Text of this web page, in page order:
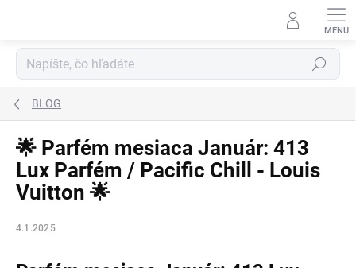
Hľadať
BLOG
🌟 Parfém mesiaca Január: 413
Lux Parfém / Pacific Chill - Louis
Vuitton 🌟
4.1.2025